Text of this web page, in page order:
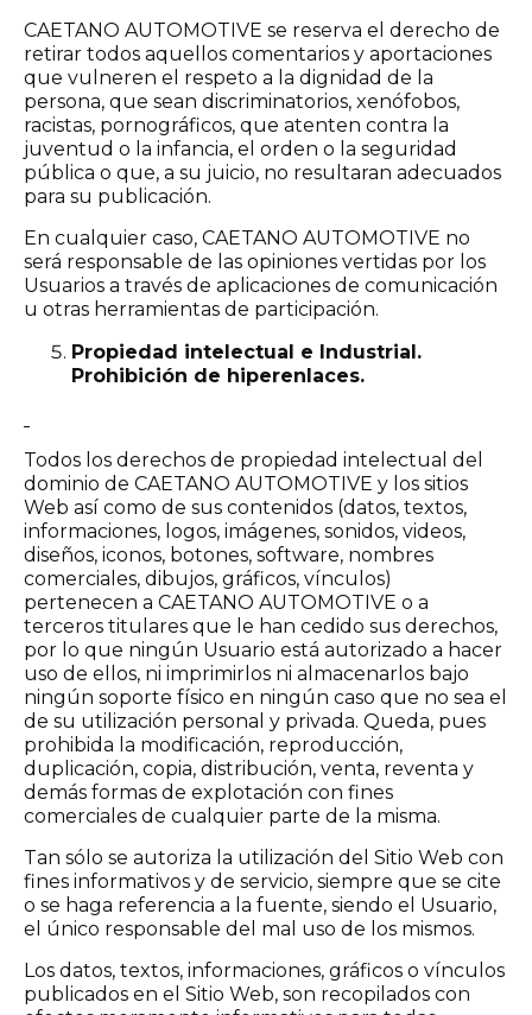
CAETANO AUTOMOTIVE se reserva el derecho de
retirar todos aquellos comentarios y aportaciones
que vulneren el respeto a la dignidad de la
persona, que sean discriminatorios, xenófobos,
racistas, pornográficos, que atenten contra la
juventud o la infancia, el orden o la seguridad
pública o que, a su juicio, no resultaran adecuados
para su publicación.
En cualquier caso, CAETANO AUTOMOTIVE no
será responsable de las opiniones vertidas por los
Usuarios a través de aplicaciones de comunicación
u otras herramientas de participación.
Propiedad intelectual e Industrial.
Prohibición de hiperenlaces.
Todos los derechos de propiedad intelectual del
dominio de CAETANO AUTOMOTIVE y los sitios
Web así como de sus contenidos (datos, textos,
informaciones, logos, imágenes, sonidos, videos,
diseños, iconos, botones, software, nombres
comerciales, dibujos, gráficos, vínculos)
pertenecen a CAETANO AUTOMOTIVE o a
terceros titulares que le han cedido sus derechos,
por lo que ningún Usuario está autorizado a hacer
uso de ellos, ni imprimirlos ni almacenarlos bajo
ningún soporte físico en ningún caso que no sea el
de su utilización personal y privada. Queda, pues
prohibida la modificación, reproducción,
duplicación, copia, distribución, venta, reventa y
demás formas de explotación con fines
comerciales de cualquier parte de la misma.
Tan sólo se autoriza la utilización del Sitio Web con
fines informativos y de servicio, siempre que se cite
o se haga referencia a la fuente, siendo el Usuario,
el único responsable del mal uso de los mismos.
Los datos, textos, informaciones, gráficos o vínculos
publicados en el Sitio Web, son recopilados con